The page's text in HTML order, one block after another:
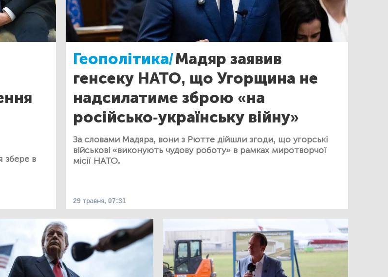
збере в
Геополітика/Мадяр заявив
генсеку НАТО, що Угорщина не
надсилатиме зброю «на
російсько-українську війну»
За словами Мадяра, вони з Рютте дійшли згоди, що угорські
військові «виконують чудову роботу» в рамках миротворчої
місії НАТО.
29 травня, 07:31